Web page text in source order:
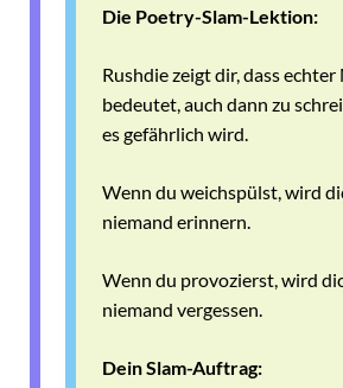
Die Poetry-Slam-Lektion:
Rushdie zeigt dir, dass
bedeutet, auch dann zu
es gefährlich wird.
Wenn du weichspülst, wird
niemand erinnern.
Wenn du provozierst, wird
niemand vergessen.
Dein Slam-Auftrag: